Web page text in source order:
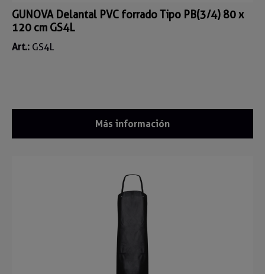
GUNOVA Delantal PVC forrado Tipo PB(3/4) 80 x
120 cm GS4L
Art.: GS4L
Más información